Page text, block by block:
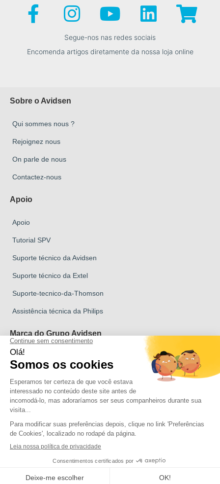
Segue-nos nas redes sociais
Encomenda artigos diretamente da nossa loja online
Sobre o Avidsen
Qui sommes nous ?
Rejoignez nous
On parle de nous
Contactez-nous
Apoio
Apoio
Tutorial SPV
Suporte técnico da Avidsen
Suporte técnico da Extel
Suporte-tecnico-da-Thomson
Assistência técnica da Philips
Marca do Grupo Avidsen
Marca Avidsen
Marca Thomson
Marca Philips
Direitos de autor 2026 Todos os direitos reservados Avidsen
Clica aqui para atualizar as tuas definições de cookies